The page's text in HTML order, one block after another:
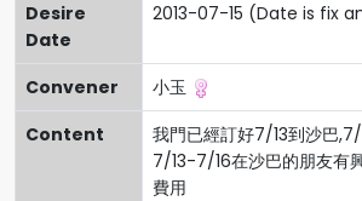
Desire
Date
2013-07-15 (Date is fix
Convener
小玉
Content
我門已經訂好7/13到沙巴
7/13-7/16在沙巴的朋友有
費用